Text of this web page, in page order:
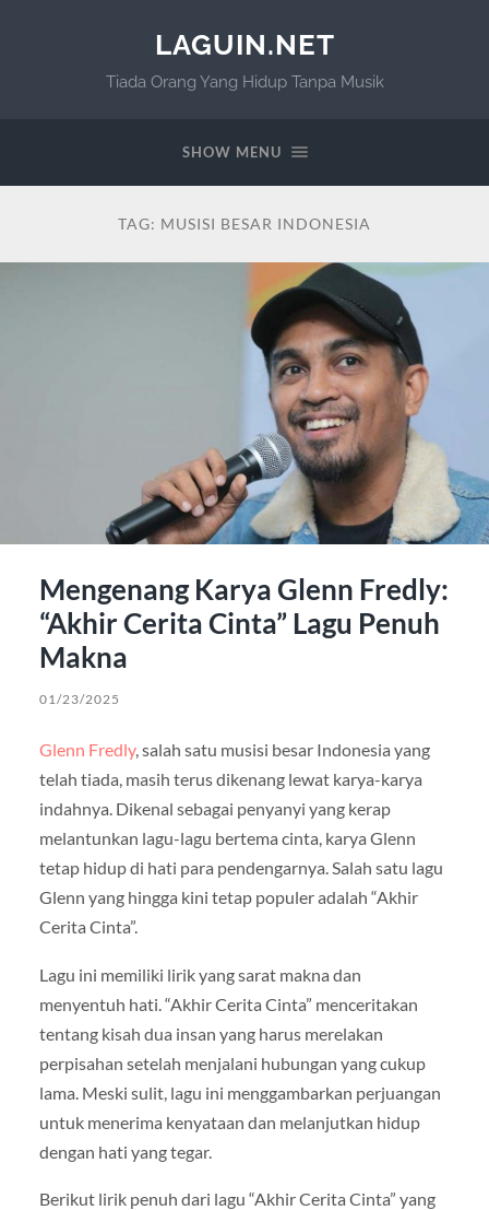
LAGUIN.NET
Tiada Orang Yang Hidup Tanpa Musik
SHOW MENU
TAG: MUSISI BESAR INDONESIA
Mengenang Karya Glenn Fredly:
“Akhir Cerita Cinta” Lagu Penuh
Makna
01/23/2025
Glenn Fredly, salah satu musisi besar Indonesia yang
telah tiada, masih terus dikenang lewat karya-karya
indahnya. Dikenal sebagai penyanyi yang kerap
melantunkan lagu-lagu bertema cinta, karya Glenn
tetap hidup di hati para pendengarnya. Salah satu lagu
Glenn yang hingga kini tetap populer adalah “Akhir
Cerita Cinta”.
Lagu ini memiliki lirik yang sarat makna dan
menyentuh hati. “Akhir Cerita Cinta” menceritakan
tentang kisah dua insan yang harus merelakan
perpisahan setelah menjalani hubungan yang cukup
lama. Meski sulit, lagu ini menggambarkan perjuangan
untuk menerima kenyataan dan melanjutkan hidup
dengan hati yang tegar.
Berikut lirik penuh dari lagu “Akhir Cerita Cinta” yang